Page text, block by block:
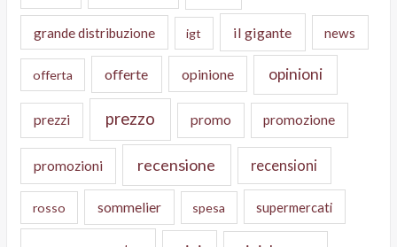
grande distribuzione igt il gigante news
offerta offerte opinione opinioni
prezzi prezzo promo promozione
promozioni recensione recensioni
rosso sommelier spesa supermercati